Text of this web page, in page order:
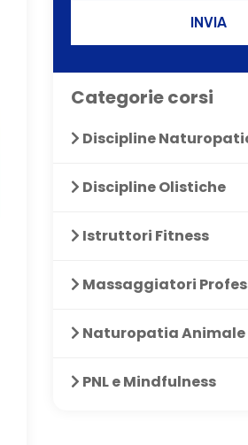
INVIA
Categorie corsi
Discipline
Discipline Olistiche
Istruttori Fitness
Massaggiatori
Naturopatia Animale
PNL e Mindfulness